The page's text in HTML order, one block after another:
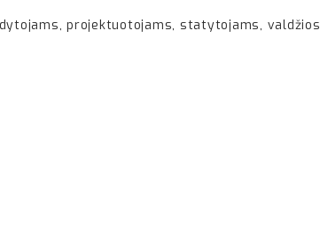
projektuotojams, statytojams, valdžios